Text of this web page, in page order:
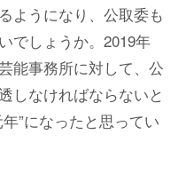
ようになり、公取委も
でしょうか。2019年
能事務所に対して、公
しなければならないと
”になったと思ってい